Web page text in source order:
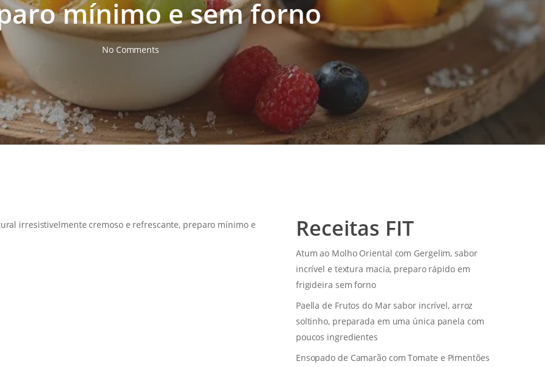
mínimo e sem forno
No Comments
irresistivelmente cremoso e refrescante, preparo mínimo e
Receitas FIT
Atum ao Molho Oriental com Gergelim, sabor
incrível e textura macia, preparo rápido em
frigideira sem forno
Paella de Frutos do Mar sabor incrível, arroz
soltinho, preparada em uma única panela com
poucos ingredientes
Ensopado de Camarão com Tomate e Pimentões